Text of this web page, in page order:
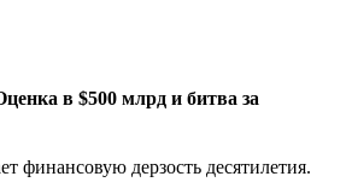
в $500 млрд и битва за
финансовую дерзость десятилетия.